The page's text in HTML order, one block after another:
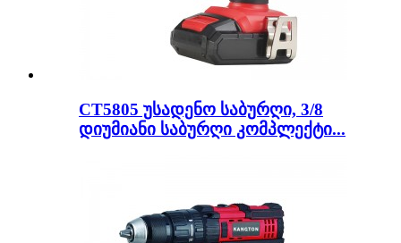
CT5805 უსადენო საბურღი, 3/8
დიუმიანი საბურღი კომპლექტი...